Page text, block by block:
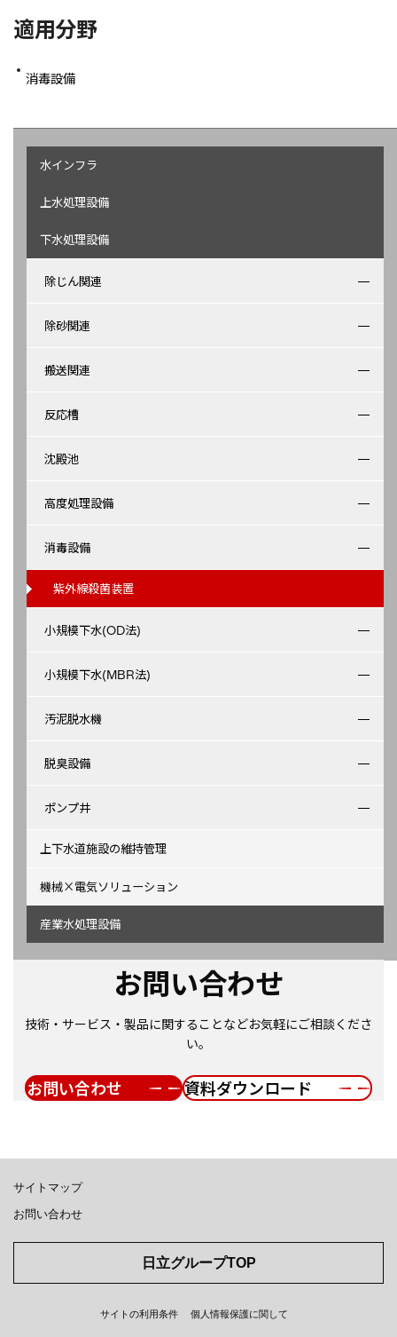
適用分野
消毒設備
水インフラ
上水処理設備
下水処理設備
除じん関連
除砂関連
搬送関連
反応槽
沈殿池
高度処理設備
消毒設備
紫外線殺菌装置
小規模下水(OD法)
小規模下水(MBR法)
汚泥脱水機
脱臭設備
ポンプ井
上下水道施設の維持管理
機械×電気ソリューション
産業水処理設備
お問い合わせ
技術・サービス・製品に関することなどお気軽にご相談くださ
い。
お問い合わせ 資料ダウンロード
サイトマップ
お問い合わせ
日立グループTOP
サイトの利用条件 個人情報保護に関して